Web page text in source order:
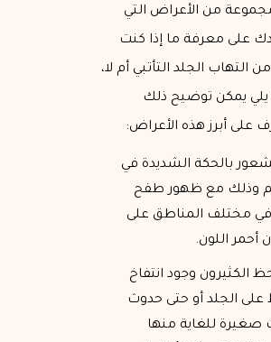
من الأعراض التي
على معرفة ما إذا كنت
التهاب الجلد التأتبي أم لا،
يلي يمكن توضيح ذلك
على أبرز هذه الأعراض:
بالحكة الشديدة في
وذلك مع ظهور طفح
مختلف المناطق على
أحمر اللون.
الكثيرون وجود انتفاخ
الجلد أو حتى حدوث
صغيرة للغاية منها